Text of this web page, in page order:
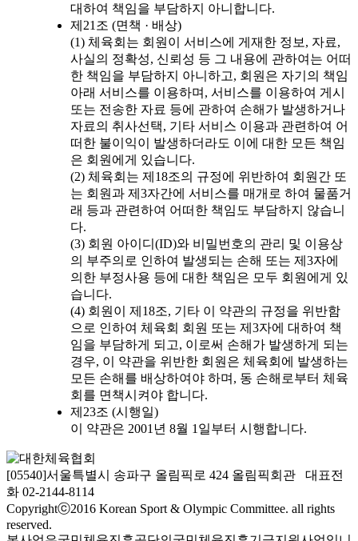
대하여 책임을 부담하지 아니합니다.
제21조 (면책 · 배상)
(1) 체육회는 회원이 서비스에 게재한 정보, 자료,
사실의 정확성, 신뢰성 등 그 내용에 관하여는 어떠
한 책임을 부담하지 아니하고, 회원은 자기의 책임
아래 서비스를 이용하며, 서비스를 이용하여 게시
또는 전송한 자료 등에 관하여 손해가 발생하거나
자료의 취사선택, 기타 서비스 이용과 관련하여 어
떠한 불이익이 발생하더라도 이에 대한 모든 책임
은 회원에게 있습니다.
(2) 체육회는 제18조의 규정에 위반하여 회원간 또
는 회원과 제3자간에 서비스를 매개로 하여 물품거
래 등과 관련하여 어떠한 책임도 부담하지 않습니
다.
(3) 회원 아이디(ID)와 비밀번호의 관리 및 이용상
의 부주의로 인하여 발생되는 손해 또는 제3자에
의한 부정사용 등에 대한 책임은 모두 회원에게 있
습니다.
(4) 회원이 제18조, 기타 이 약관의 규정을 위반함
으로 인하여 체육회 회원 또는 제3자에 대하여 책
임을 부담하게 되고, 이로써 손해가 발생하게 되는
경우, 이 약관을 위반한 회원은 체육회에 발생하는
모든 손해를 배상하여야 하며, 동 손해로부터 체육
회를 면책시켜야 합니다.
제23조 (시행일)
이 약관은 2001년 8월 1일부터 시행합니다.
[05540]서울특별시 송파구 올림픽로 424 올림픽회관 대표전
화 02-2144-8114
Copyrightⓒ2016 Korean Sport & Olympic Committee. all rights
reserved.